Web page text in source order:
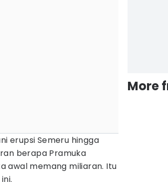
erupsi Semeru hingga
berapa Pramuka
awal memang miliaran. Itu
More